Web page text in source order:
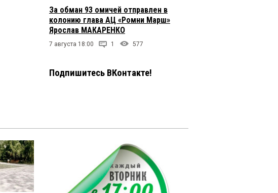
За обман 93 омичей отправлен в
колонию глава АЦ «Ромни Марш»
Ярослав МАКАРЕНКО
7 августа 18:00 1 577
Подпишитесь ВКонтакте!